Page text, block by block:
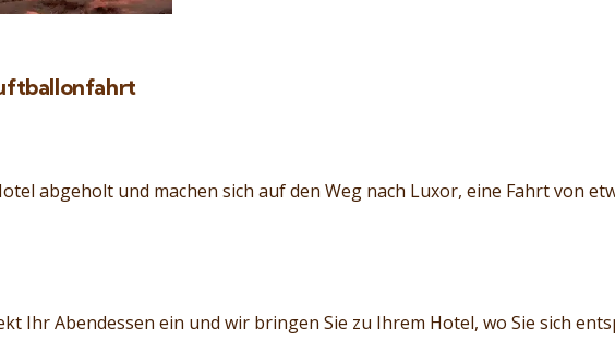
abgeholt und machen sich auf den Weg nach Luxor, eine Fahrt von
Ihr Abendessen ein und wir bringen Sie zu Ihrem Hotel, wo Sie sich